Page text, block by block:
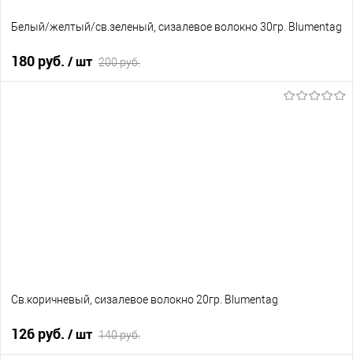
Белый/желтый/св.зеленый, сизалевое волокно 30гр. Blumentag
180 руб. / шт 200 руб.
Св.коричневый, сизалевое волокно 20гр. Blumentag
126 руб. / шт 140 руб.